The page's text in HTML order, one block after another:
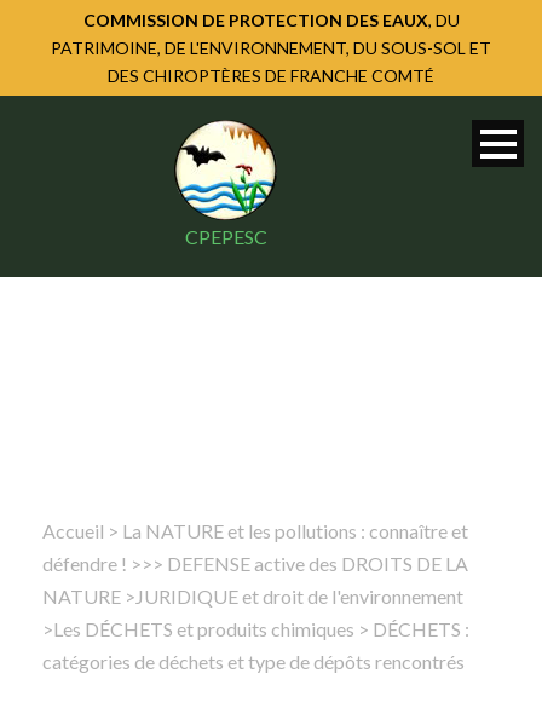
COMMISSION DE PROTECTION DES EAUX, DU
PATRIMOINE, DE L'ENVIRONNEMENT, DU SOUS-SOL ET
DES CHIROPTÈRES DE FRANCHE COMTÉ
CPEPESC
Rechercher
Accueil > La NATURE et les pollutions : connaître et
défendre ! >>> DEFENSE active des DROITS DE LA
NATURE >JURIDIQUE et droit de l'environnement
>Les DÉCHETS et produits chimiques > DÉCHETS :
catégories de déchets et type de dépôts rencontrés